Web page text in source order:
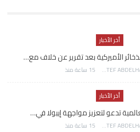
أخر الأخبار
الأميركية بعد تقرير عن خلاف مع…
AWATEF ABDELHAMED 15 ساعة منذ
أخر الأخبار
تدعو لتعزيز مواجهة إيبولا في…
AWATEF ABDELHAMED 15 ساعة منذ